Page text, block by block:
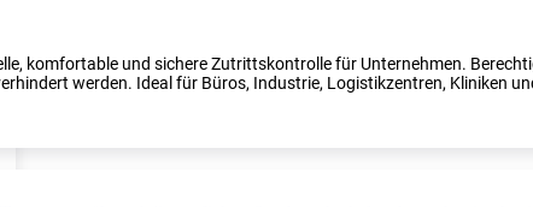
komfortable und sichere Zutrittskontrolle für Unternehmen.
werden. Ideal für Büros, Industrie, Logistikzentren, Kliniken